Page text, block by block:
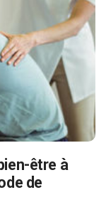
être à
de